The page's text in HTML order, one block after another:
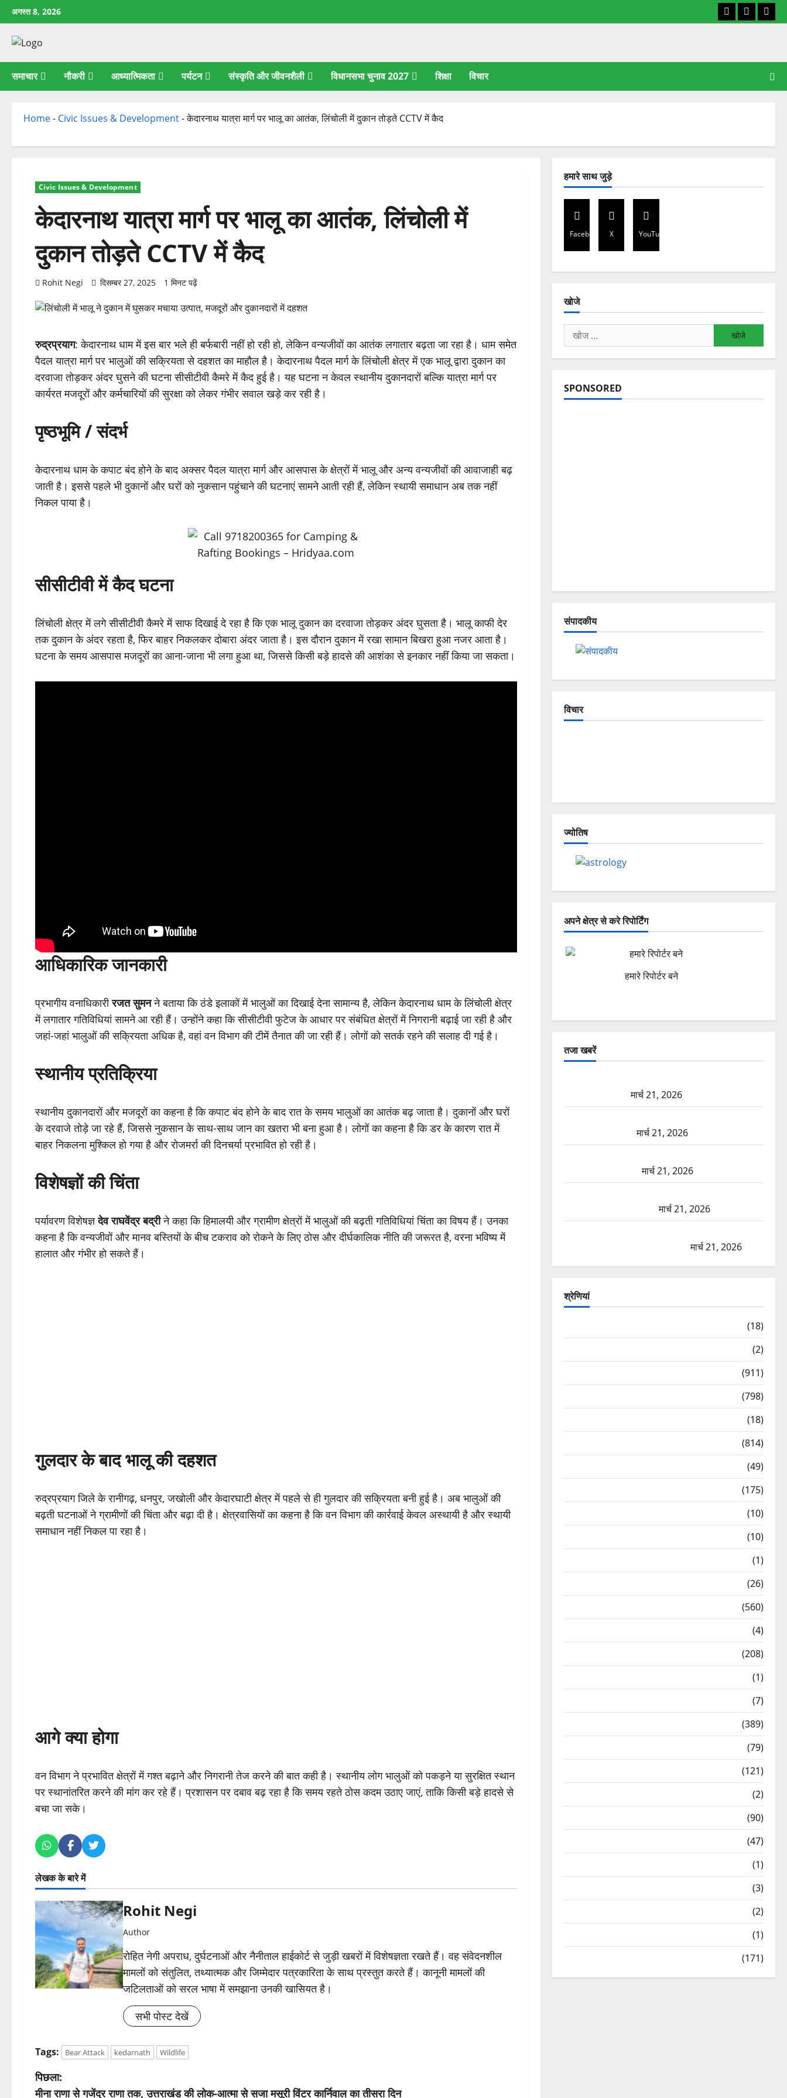
छोड़कर
सामग्री
अगस्त 8, 2026 Facebook
X
समाचार नौकरी आध्यात्मिकता पर्यटन संस्कृति और जीवनशैली विधानसभा चुनाव 2027 शिक्षा विचार
Home- Civic Issues & Development-केदारनाथ यात्रा मार्ग पर भालू का आतंक, लिंचोली में दुकान तोड़ते CCTV में कैद
Civic Issues & Development
केदारनाथ यात्रा मार्ग पर भालू का आतंक, लिंचोली में
दुकान तोड़ते CCTV में कैद
Rohit Negi दिसम्बर 27, 2025 1 मिनट पढ़ें
रुद्रप्रयाग: केदारनाथ धाम में इस बार भले ही बर्फबारी नहीं हो रही हो, लेकिन वन्यजीवों का आतंक लगातार बढ़ता जा रहा है। धाम समेत
पैदल यात्रा मार्ग पर भालुओं की सक्रियता से दहशत का माहौल है। केदारनाथ पैदल मार्ग के लिंचोली क्षेत्र में एक भालू द्वारा दुकान का
दरवाजा तोड़कर अंदर घुसने की घटना सीसीटीवी कैमरे में कैद हुई है। यह घटना न केवल स्थानीय दुकानदारों बल्कि यात्रा मार्ग पर
कार्यरत मजदूरों और कर्मचारियों की सुरक्षा को लेकर गंभीर सवाल खड़े कर रही है।
पृष्ठभूमि / संदर्भ
केदारनाथ धाम के कपाट बंद होने के बाद अक्सर पैदल यात्रा मार्ग और आसपास के क्षेत्रों में भालू और अन्य वन्यजीवों की आवाजाही बढ़
जाती है। इससे पहले भी दुकानों और घरों को नुकसान पहुंचाने की घटनाएं सामने आती रही हैं, लेकिन स्थायी समाधान अब तक नहीं
निकल पाया है।
सीसीटीवी में कैद घटना
लिंचोली क्षेत्र में लगे सीसीटीवी कैमरे में साफ दिखाई दे रहा है कि एक भालू दुकान का दरवाजा तोड़कर अंदर घुसता है। भालू काफी देर
तक दुकान के अंदर रहता है, फिर बाहर निकलकर दोबारा अंदर जाता है। इस दौरान दुकान में रखा सामान बिखरा हुआ नजर आता है।
घटना के समय आसपास मजदूरों का आना-जाना भी लगा हुआ था, जिससे किसी बड़े हादसे की आशंका से इनकार नहीं किया जा सकता।
आधिकारिक जानकारी
प्रभागीय वनाधिकारीरजत सुमनने बताया कि ठंडे इलाकों में भालुओं का दिखाई देना सामान्य है, लेकिन केदारनाथ धाम के लिंचोली क्षेत्र
में लगातार गतिविधियां सामने आ रही हैं। उन्होंने कहा कि सीसीटीवी फुटेज के आधार पर संबंधित क्षेत्रों में निगरानी बढ़ाई जा रही है और
जहां-जहां भालुओं की सक्रियता अधिक है, वहां वन विभाग की टीमें तैनात की जा रही हैं। लोगों को सतर्क रहने की सलाह दी गई है।
स्थानीय प्रतिक्रिया
स्थानीय दुकानदारों और मजदूरों का कहना है कि कपाट बंद होने के बाद रात के समय भालुओं का आतंक बढ़ जाता है। दुकानों और घरों
के दरवाजे तोड़े जा रहे हैं, जिससे नुकसान के साथ-साथ जान का खतरा भी बना हुआ है। लोगों का कहना है कि डर के कारण रात में
बाहर निकलना मुश्किल हो गया है और रोजमर्रा की दिनचर्या प्रभावित हो रही है।
विशेषज्ञों की चिंता
पर्यावरण विशेषज्ञदेव राघवेंद्र बद्रीने कहा कि हिमालयी और ग्रामीण क्षेत्रों में भालुओं की बढ़ती गतिविधियां चिंता का विषय हैं। उनका
कहना है कि वन्यजीवों और मानव बस्तियों के बीच टकराव को रोकने के लिए ठोस और दीर्घकालिक नीति की जरूरत है, वरना भविष्य में
हालात और गंभीर हो सकते हैं।
गुलदार के बाद भालू की दहशत
रुद्रप्रयाग जिले के रानीगढ़, धनपुर, जखोली और केदारघाटी क्षेत्र में पहले से ही गुलदार की सक्रियता बनी हुई है। अब भालुओं की
बढ़ती घटनाओं ने ग्रामीणों की चिंता और बढ़ा दी है। क्षेत्रवासियों का कहना है कि वन विभाग की कार्रवाई केवल अस्थायी है और स्थायी
समाधान नहीं निकल पा रहा है।
आगे क्या होगा
वन विभाग ने प्रभावित क्षेत्रों में गश्त बढ़ाने और निगरानी तेज करने की बात कही है। स्थानीय लोग भालुओं को पकड़ने या सुरक्षित स्थान
पर स्थानांतरित करने की मांग कर रहे हैं। प्रशासन पर दबाव बढ़ रहा है कि समय रहते ठोस कदम उठाए जाएं, ताकि किसी बड़े हादसे से
बचा जा सके।
लेखक के बारे में
Rohit Negi
Author
रोहित नेगी अपराध, दुर्घटनाओं और नैनीताल हाईकोर्ट से जुड़ी खबरों में विशेषज्ञता रखते हैं। वह संवेदनशील
मामलों को संतुलित, तथ्यात्मक और जिम्मेदार पत्रकारिता के साथ प्रस्तुत करते हैं। कानूनी मामलों की
जटिलताओं को सरल भाषा में समझाना उनकी खासियत है।
सभी पोस्ट देखें
Tags: Bear Attack kedarnath Wildlife
पो
पिछला:
मीना राणा से गजेंद्र राणा तक, उत्तराखंड की लोक-आत्मा से सजा मसूरी विंटर कार्निवाल का तीसरा दिन
हमारे साथ जुड़े
Facebook X YouTube
खोजे
निम्न
को
खोजें:
SPONSORED
संपादकीय
विचार
ज्योतिष
अपने क्षेत्र से करे रिपोर्टिंग
हमारे रिपोर्टर बने
तजा खबरें
मार्च 21, 2026
मार्च 21, 2026
मार्च 21, 2026
मार्च 21, 2026
मार्च 21, 2026
श्रेणियां
(18)
(2)
(911)
(798)
(18)
(814)
(49)
(175)
(10)
(10)
(1)
(26)
(560)
(4)
(208)
(1)
(7)
(389)
(79)
(121)
(2)
(90)
(47)
(1)
(3)
(2)
(1)
(171)